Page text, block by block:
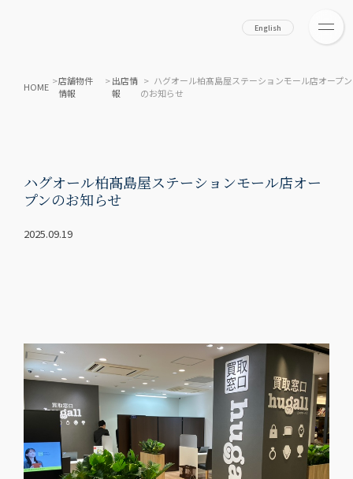
English
HOME >店舗物件
情報
>出店情
報
> ハグオール柏髙島屋ステーションモール店オープン
のお知らせ
ハグオール柏髙島屋ステーションモール店オー
プンのお知らせ
2025.09.19